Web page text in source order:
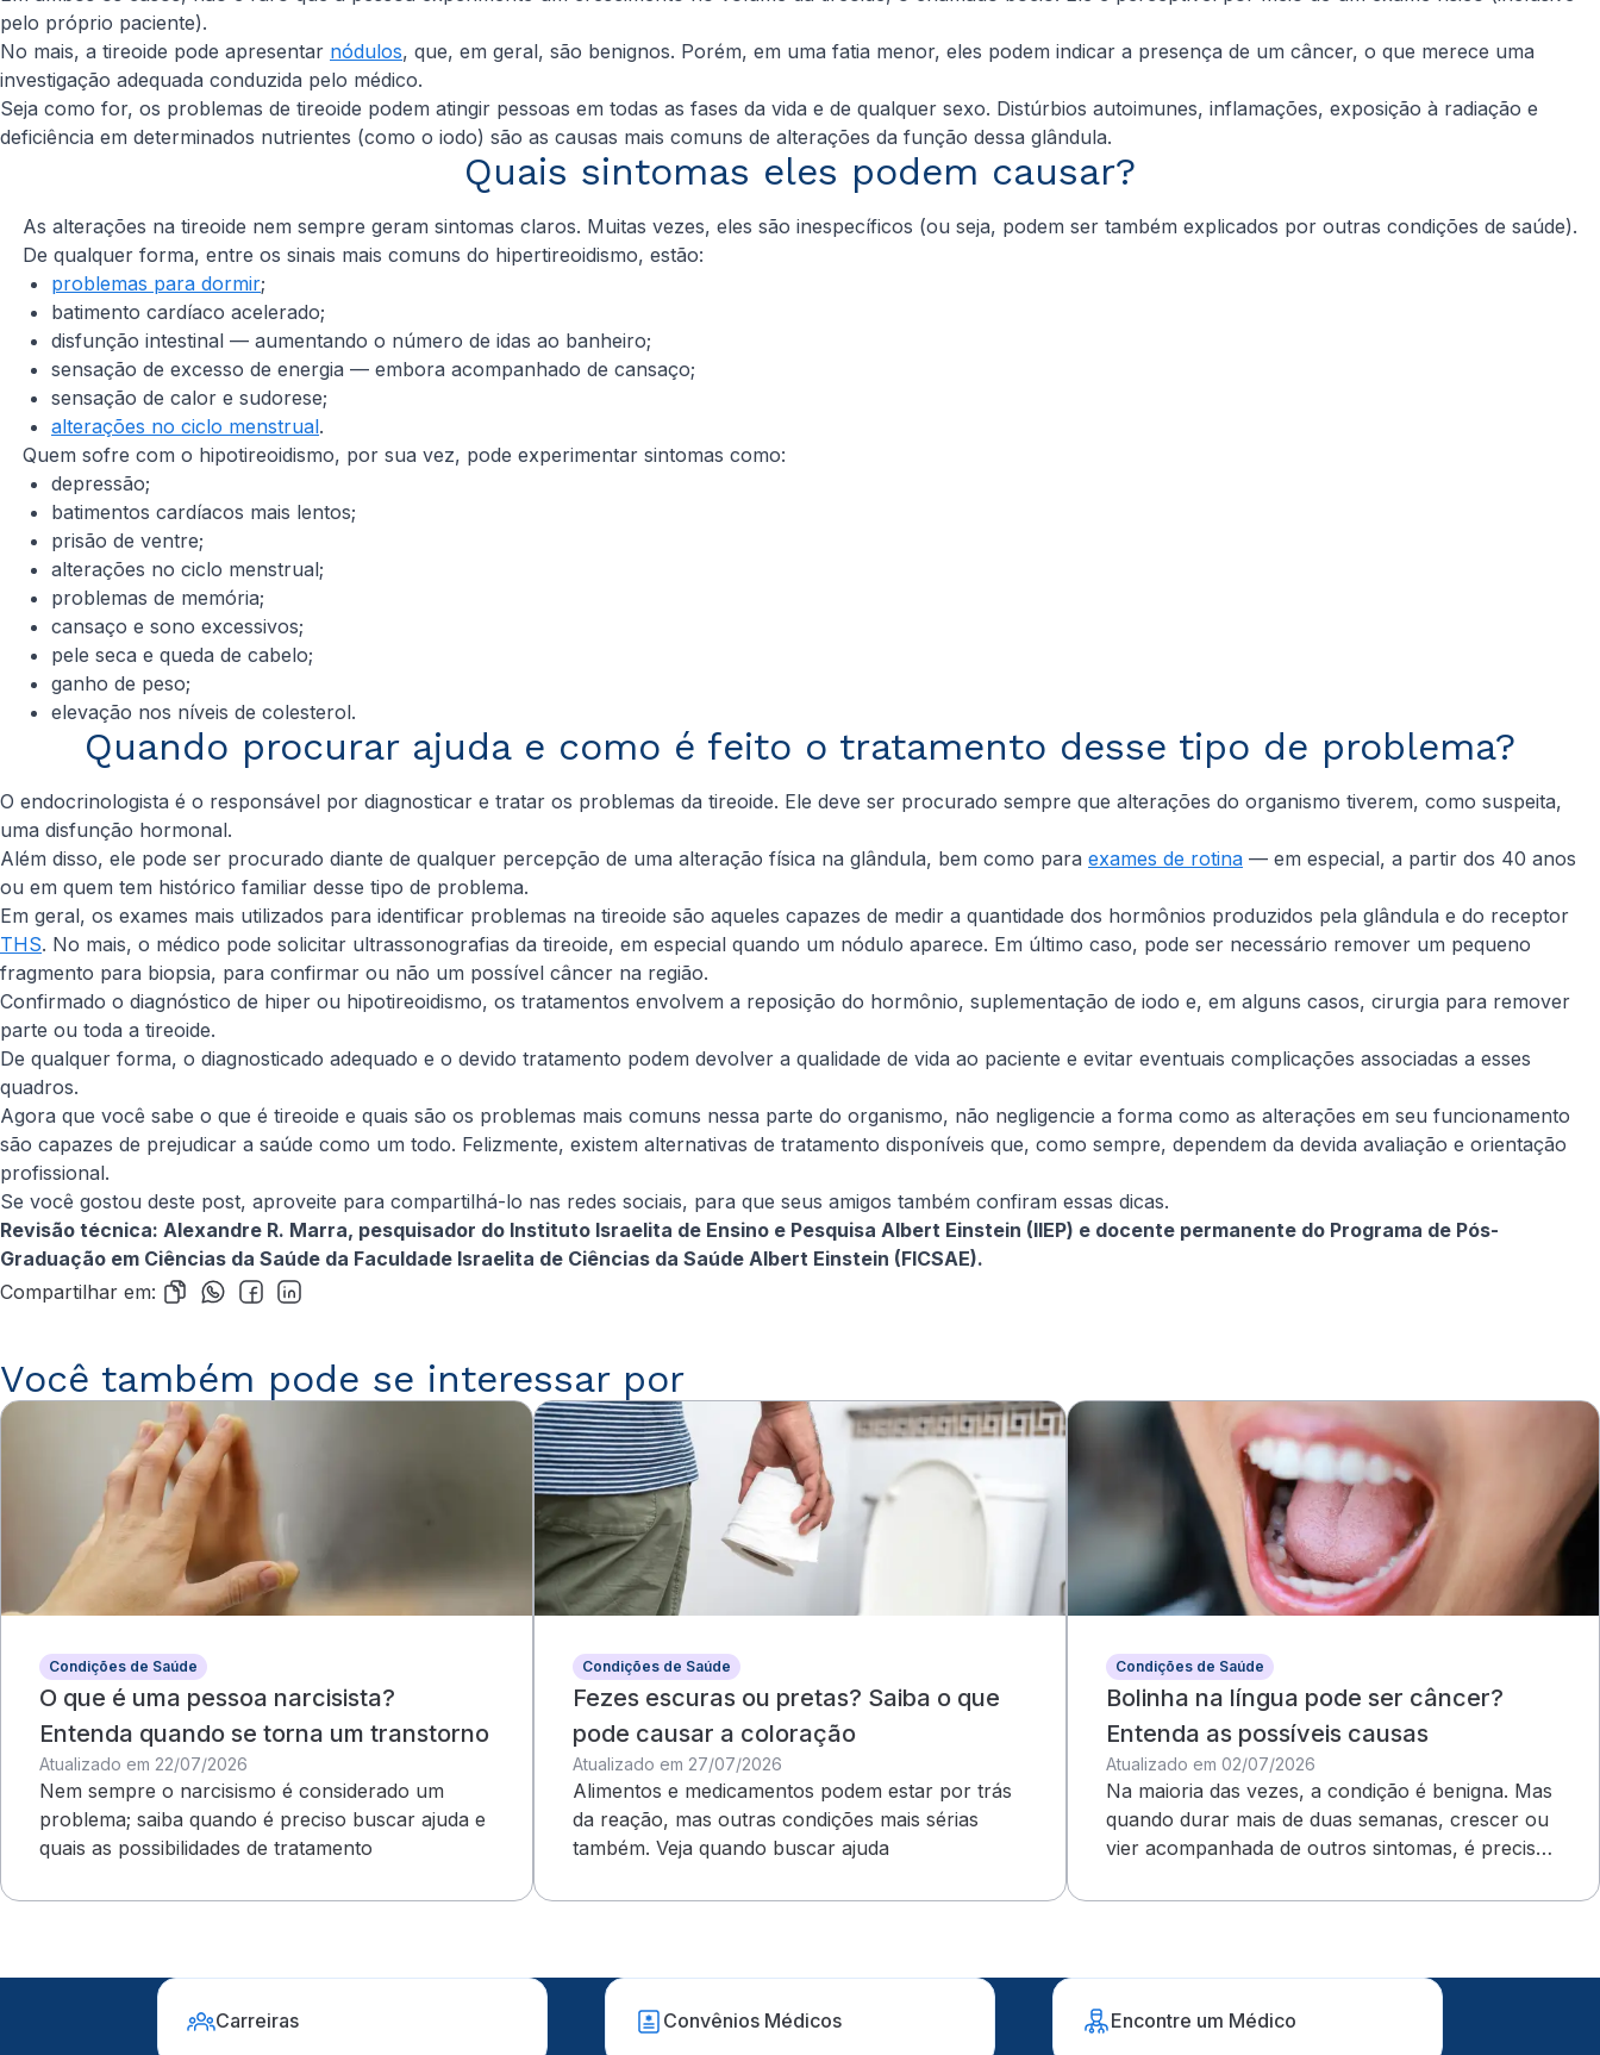
pelo próprio paciente).
No mais, a tireoide pode apresentar nódulos, que, em geral, são benignos. Porém, em uma fatia menor, eles podem indicar a presença de um câncer, o que merece uma
investigação adequada conduzida pelo médico.
Seja como for, os problemas de tireoide podem atingir pessoas em todas as fases da vida e de qualquer sexo. Distúrbios autoimunes, inflamações, exposição à radiação e
deficiência em determinados nutrientes (como o iodo) são as causas mais comuns de alterações da função dessa glândula.
Quais sintomas eles podem causar?
As alterações na tireoide nem sempre geram sintomas claros. Muitas vezes, eles são inespecíficos (ou seja, podem ser também explicados por outras condições de saúde).
De qualquer forma, entre os sinais mais comuns do hipertireoidismo, estão:
problemas para dormir;
batimento cardíaco acelerado;
disfunção intestinal — aumentando o número de idas ao banheiro;
sensação de excesso de energia — embora acompanhado de cansaço;
sensação de calor e sudorese;
alterações no ciclo menstrual.
Quem sofre com o hipotireoidismo, por sua vez, pode experimentar sintomas como:
depressão;
batimentos cardíacos mais lentos;
prisão de ventre;
alterações no ciclo menstrual;
problemas de memória;
cansaço e sono excessivos;
pele seca e queda de cabelo;
ganho de peso;
elevação nos níveis de colesterol.
Quando procurar ajuda e como é feito o tratamento desse tipo de problema?
O endocrinologista é o responsável por diagnosticar e tratar os problemas da tireoide. Ele deve ser procurado sempre que alterações do organismo tiverem, como suspeita,
uma disfunção hormonal.
Além disso, ele pode ser procurado diante de qualquer percepção de uma alteração física na glândula, bem como para exames de rotina — em especial, a partir dos 40 anos
ou em quem tem histórico familiar desse tipo de problema.
Em geral, os exames mais utilizados para identificar problemas na tireoide são aqueles capazes de medir a quantidade dos hormônios produzidos pela glândula e do receptor
THS. No mais, o médico pode solicitar ultrassonografias da tireoide, em especial quando um nódulo aparece. Em último caso, pode ser necessário remover um pequeno
fragmento para biopsia, para confirmar ou não um possível câncer na região.
Confirmado o diagnóstico de hiper ou hipotireoidismo, os tratamentos envolvem a reposição do hormônio, suplementação de iodo e, em alguns casos, cirurgia para remover
parte ou toda a tireoide.
De qualquer forma, o diagnosticado adequado e o devido tratamento podem devolver a qualidade de vida ao paciente e evitar eventuais complicações associadas a esses
quadros.
Agora que você sabe o que é tireoide e quais são os problemas mais comuns nessa parte do organismo, não negligencie a forma como as alterações em seu funcionamento
são capazes de prejudicar a saúde como um todo. Felizmente, existem alternativas de tratamento disponíveis que, como sempre, dependem da devida avaliação e orientação
profissional.
Se você gostou deste post, aproveite para compartilhá-lo nas redes sociais, para que seus amigos também confiram essas dicas.
Revisão técnica: Alexandre R. Marra, pesquisador do Instituto Israelita de Ensino e Pesquisa Albert Einstein (IIEP) e docente permanente do Programa de Pós-
Graduação em Ciências da Saúde da Faculdade Israelita de Ciências da Saúde Albert Einstein (FICSAE).
Compartilhar em:
Você também pode se interessar por
Condições de Saúde
O que é uma pessoa narcisista?
Entenda quando se torna um transtorno
Atualizado em 22/07/2026
Nem sempre o narcisismo é considerado um
problema; saiba quando é preciso buscar ajuda e
quais as possibilidades de tratamento
Condições de Saúde
Fezes escuras ou pretas? Saiba o que
pode causar a coloração
Atualizado em 27/07/2026
Alimentos e medicamentos podem estar por trás
da reação, mas outras condições mais sérias
também. Veja quando buscar ajuda
Condições de Saúde
Bolinha na língua pode ser câncer?
Entenda as possíveis causas
Atualizado em 02/07/2026
Na maioria das vezes, a condição é benigna. Mas
quando durar mais de duas semanas, crescer ou
vier acompanhada de outros sintomas, é preciso
Carreiras Convênios Médicos Encontre um Médico